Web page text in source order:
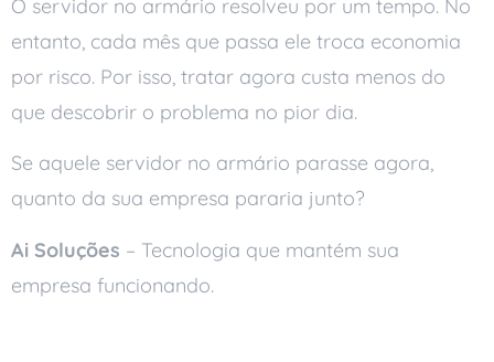
O servidor no armário resolveu por um tempo. No
entanto, cada mês que passa ele troca economia
por risco. Por isso, tratar agora custa menos do
que descobrir o problema no pior dia.
Se aquele servidor no armário parasse agora,
quanto da sua empresa pararia junto?
Ai Soluções – Tecnologia que mantém sua
empresa funcionando.